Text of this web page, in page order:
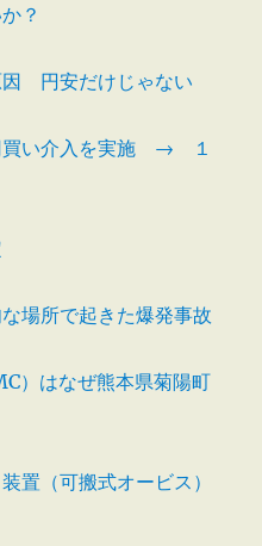
？
因 円安だけじゃない
買い介入を実施 → １
場所で起きた爆発事故
）はなぜ熊本県菊陽町
置（可搬式オービス）